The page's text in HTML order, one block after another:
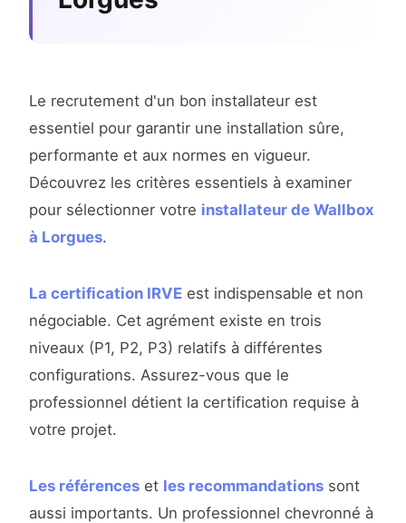
Le recrutement d'un bon installateur est
essentiel pour garantir une installation sûre,
performante et aux normes en vigueur.
Découvrez les critères essentiels à examiner
pour sélectionner votre installateur de Wallbox
à Lorgues.
La certification IRVE est indispensable et non
négociable. Cet agrément existe en trois
niveaux (P1, P2, P3) relatifs à différentes
configurations. Assurez-vous que le
professionnel détient la certification requise à
votre projet.
Les références et les recommandations sont
aussi importants. Un professionnel chevronné à